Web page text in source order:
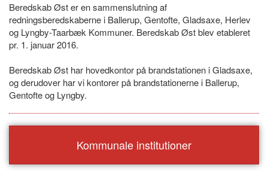
Beredskab Øst er en sammenslutning af
redningsberedskaberne i Ballerup, Gentofte, Gladsaxe, Herlev
og Lyngby-Taarbæk Kommuner. Beredskab Øst blev etableret
pr. 1. januar 2016.
Beredskab Øst har hovedkontor på brandstationen i Gladsaxe,
og derudover har vi kontorer på brandstationerne i Ballerup,
Gentofte og Lyngby.
Kommunale institutioner